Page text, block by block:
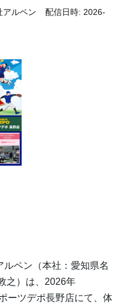
アルペン
配信日時: 2026-
ペン（本社：愛知県名
之）は、2026年
ーツデポ長野店にて、体